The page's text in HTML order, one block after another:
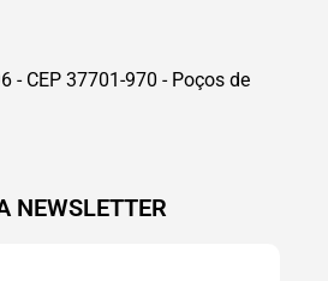
- CEP 37701-970 - Poços de
NEWSLETTER